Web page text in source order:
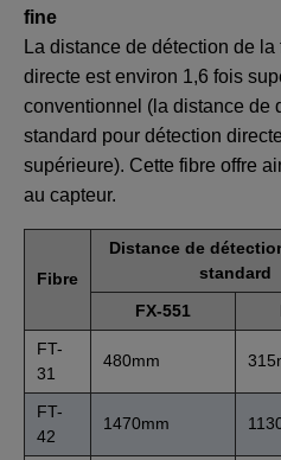
fine
La distance de détection de
directe est environ 1,6 fois
conventionnel (la distance de
standard pour détection
supérieure). Cette fibre offre
au capteur.
Fibre
Distance de
standard
FX-551
FT-
31
480mm
FT-
42
1470mm